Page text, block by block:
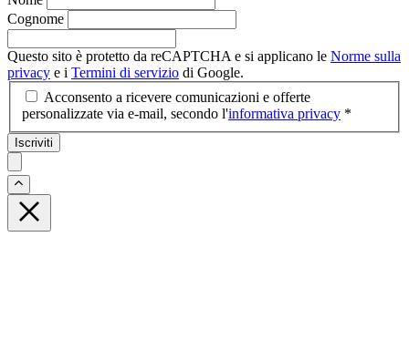
Cognome
Questo sito è protetto da reCAPTCHA e si applicano le Norme sulla
privacy e i Termini di servizio di Google.
Acconsento a ricevere comunicazioni e offerte
personalizzate via e-mail, secondo l'informativa privacy *
Iscriviti